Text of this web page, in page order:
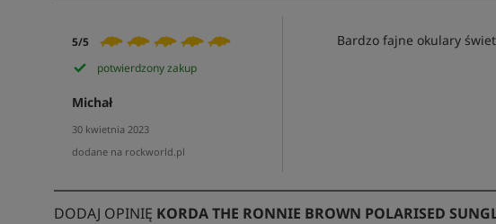
5/5
potwierdzony zakup
Michał
30 kwietnia 2023
dodane na rockworld.pl
Bardzo fajne okulary
DODAJ OPINIĘ KORDA THE RONNIE BROWN POLARISED